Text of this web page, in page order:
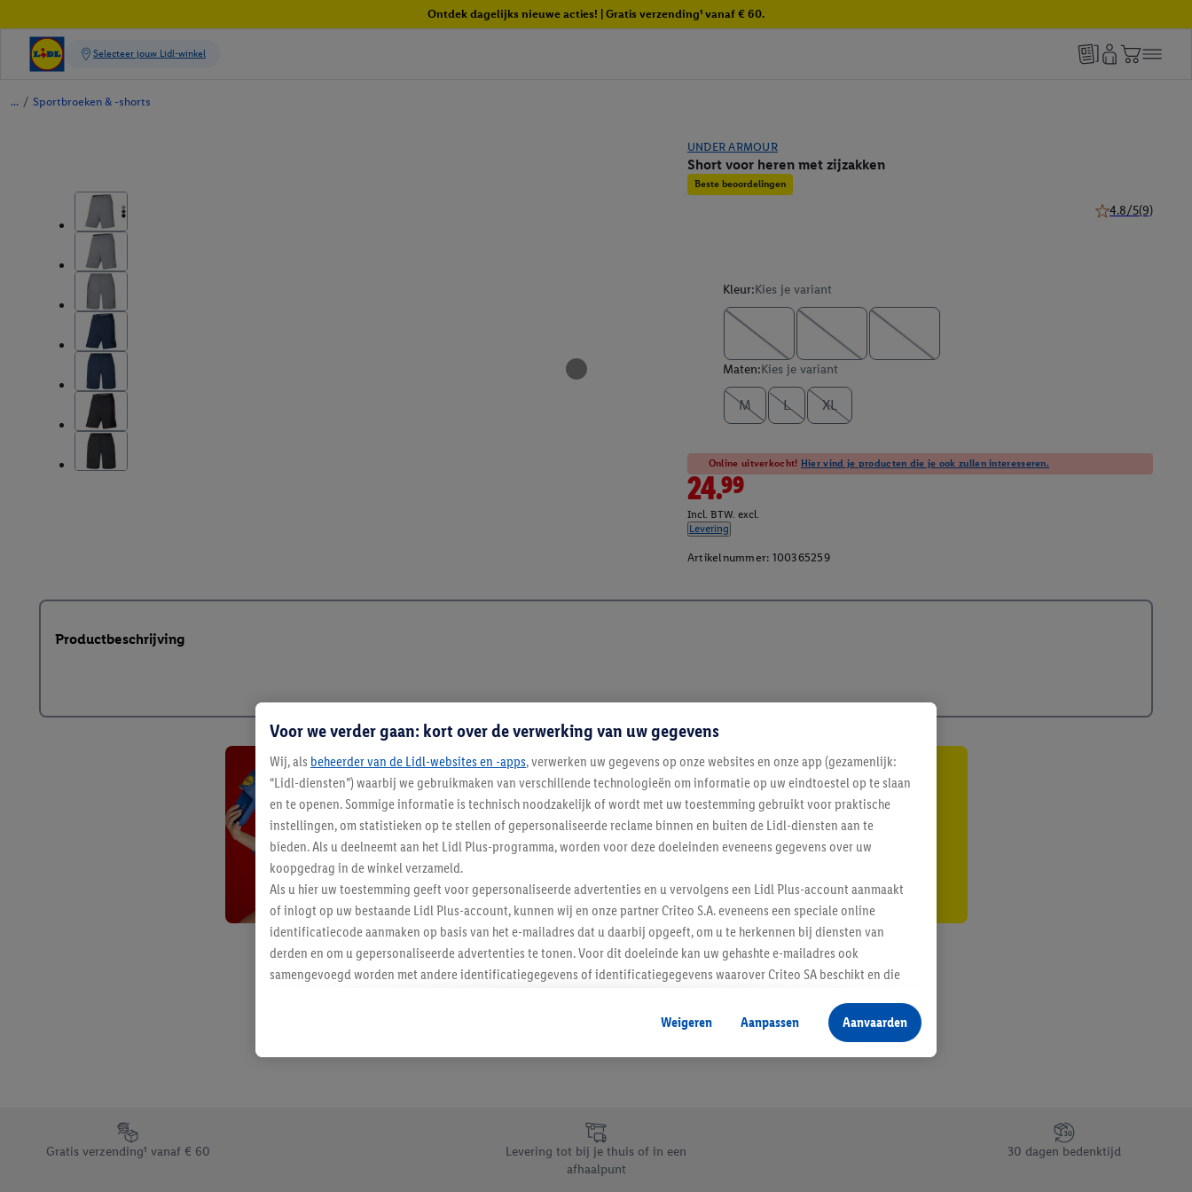
Ontdek dagelijks nieuwe acties! | Gratis verzending¹ vanaf € 60.
/ Sportbroeken & -shorts
UNDER ARMOUR
Short voor heren met zijzakken
Beste beoordelingen
4.8/5(9)
Kleur:Kies je variant
Maten:Kies je variant
M L XL
Online uitverkocht! Hier vind je producten die je ook zullen interesseren.
24.99
Incl. BTW. excl.
Levering
Artikelnummer: 100365259
Productbeschrijving
Blijf op de hoogte
Schrijf je in op de newsletter
Footerelement met de verschillende USPs van Lidl.be
Gratis verzending¹ vanaf € 60
Levering tot bij je thuis of in een
afhaalpunt
30 dagen bedenktijd
Voor we verder gaan: kort over de verwerking van uw gegevens
Wij, als beheerder van de Lidl-websites en -apps, verwerken uw gegevens op onze websites en onze app (gezamenlijk:
“Lidl-diensten”) waarbij we gebruikmaken van verschillende technologieën om informatie op uw eindtoestel op te slaan
en te openen. Sommige informatie is technisch noodzakelijk of wordt met uw toestemming gebruikt voor praktische
instellingen, om statistieken op te stellen of gepersonaliseerde reclame binnen en buiten de Lidl-diensten aan te
bieden. Als u deelneemt aan het Lidl Plus-programma, worden voor deze doeleinden eveneens gegevens over uw
koopgedrag in de winkel verzameld.
Als u hier uw toestemming geeft voor gepersonaliseerde advertenties en u vervolgens een Lidl Plus-account aanmaakt
of inlogt op uw bestaande Lidl Plus-account, kunnen wij en onze partner Criteo S.A. eveneens een speciale online
identificatiecode aanmaken op basis van het e-mailadres dat u daarbij opgeeft, om u te herkennen bij diensten van
derden en om u gepersonaliseerde advertenties te tonen. Voor dit doeleinde kan uw gehashte e-mailadres ook
samengevoegd worden met andere identificatiegegevens of identificatiegegevens waarover Criteo SA beschikt en die
Als u hiermee akkoord gaat, kunnen advertenties in het kader van retargeting, d.w.z. advertenties voor producten waarin
u interesse hebt getoond (bijvoorbeeld door het product in de webshop aan uw winkelmandje toe te voegen, maar het
niet te kopen), ook op verschillende apparaten en verschillende Lidl-diensten worden weergegeven als er met behulp
Onder “Aanpassen” kunt u individuele doeleinden toestaan en meer informatie vinden over de gegevensverwerking.
Door op “weigeren” te klikken, kunt u alleen het gebruik van de noodzakelijke technologieën toestaan. Door op
“aanvaarden” te klikken, stemt u in met alle verwerkingen voor alle bovengenoemde doeleinden. Meer informatie,
Weigeren Aanpassen Aanvaarden